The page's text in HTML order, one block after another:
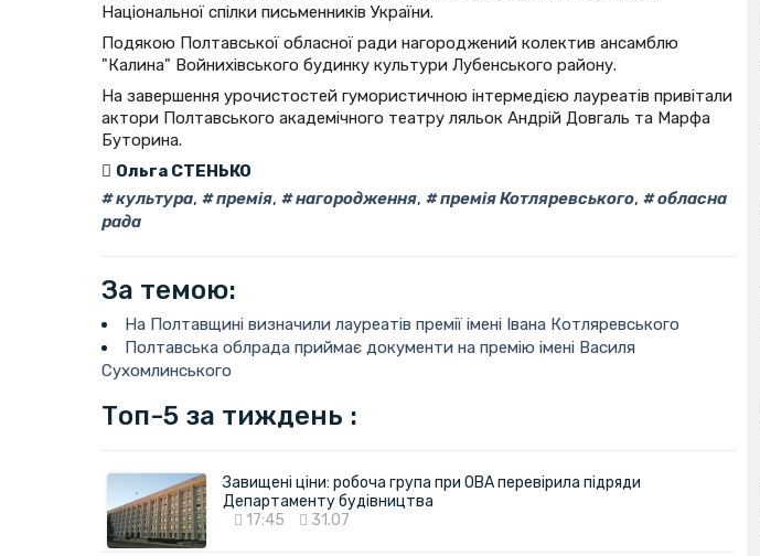
Національної спілки письменників України.
Подякою Полтавської обласної ради нагороджений колектив ансамблю
"Калина" Войнихівського будинку культури Лубенського району.
На завершення урочистостей гумористичною інтермедією лауреатів привітали
актори Полтавського академічного театру ляльок Андрій Довгаль та Марфа
Буторина.
Ольга СТЕНЬКО
культура, премія, нагородження, премія Котляревського,
обласна
рада
За темою:
На Полтавщині визначили лауреатів премії імені Івана Котляревського
Полтавська облрада приймає документи на премію імені Василя
Сухомлинського
Топ-5 за тиждень :
Завищені ціни: робоча група при ОВА перевірила підряди
Департаменту будівництва
17:45
31.07